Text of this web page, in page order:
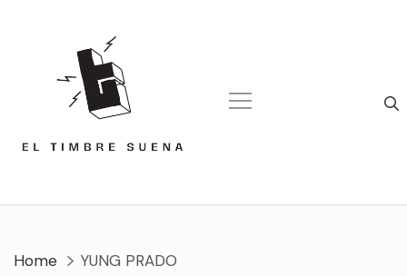
Home YUNG PRADO